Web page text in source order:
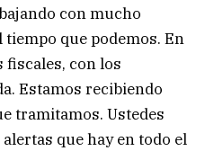
con mucho
que podemos. En
fiscales, con los
Estamos recibiendo
tramitamos. Ustedes
que hay en todo el